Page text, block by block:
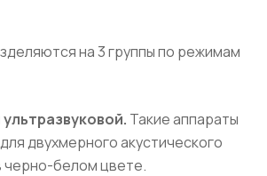
на 3 группы по режимам
Такие аппараты
двухмерного акустического
черно-белом цвете.